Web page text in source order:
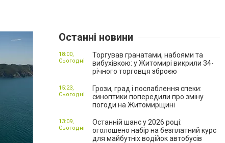
Останні новини
Торгував гранатами, набоями та
вибухівкою: у Житомирі викрили 34-
річного торговця зброєю
18:00,
Сьогодні
Грози, град і послаблення спеки:
синоптики попередили про зміну
погоди на Житомирщині
15:23,
Сьогодні
Останній шанс у 2026 році:
оголошено набір на безплатний курс
для майбутніх водійок автобусів
13:09,
Сьогодні